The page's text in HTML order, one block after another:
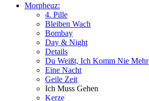
Morpheuz:
4. Pille
Bleiben Wach
Bombay
Day & Night
Details
Du Weißt, Ich Komm Nie Mehr
Eine Nacht
Geile Zeit
Ich Muss Gehen
Kerze